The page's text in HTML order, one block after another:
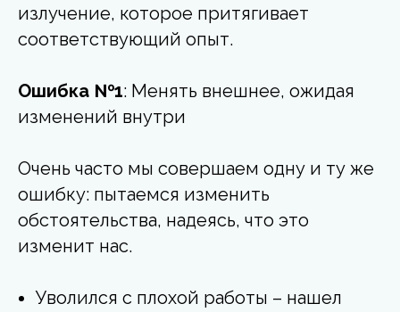
излучение, которое притягивает
соответствующий опыт.
Ошибка №1: Менять внешнее, ожидая
изменений внутри
Очень часто мы совершаем одну и ту же
ошибку: пытаемся изменить
обстоятельства, надеясь, что это
изменит нас.
Уволился с плохой работы – нашел